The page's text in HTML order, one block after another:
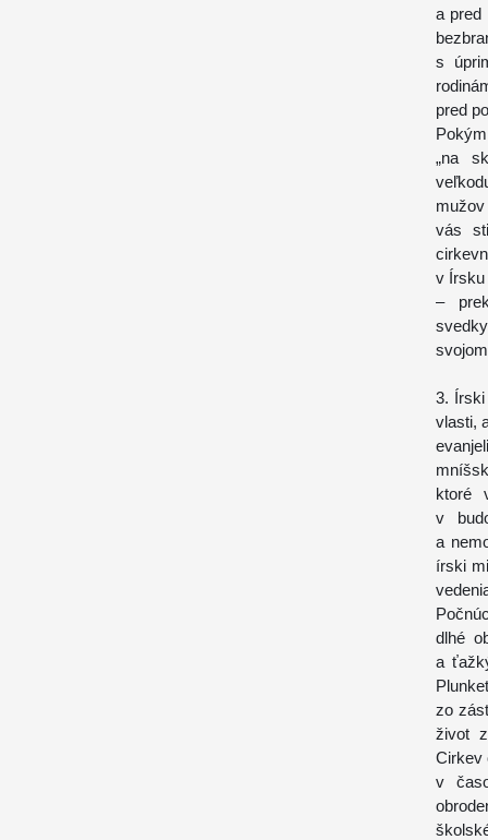
a pred
s
pred
„na
vás
v Írsku
–
3. Írski
vlasti,
ktoré
v
a
írski
dlhé
a
zo
život
Cirkev
v